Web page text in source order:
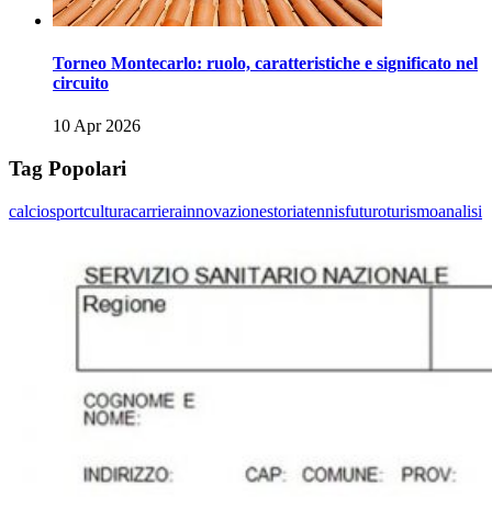
Torneo Montecarlo: ruolo, caratteristiche e significato nel
circuito
10 Apr 2026
Tag Popolari
calciosportculturacarrierainnovazionestoriatennisfuturoturismoanalisi